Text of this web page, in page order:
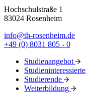
Hochschulstraße 1
83024 Rosenheim
info@th-rosenheim.de
+49 (0) 8031 805 - 0
Studienangebot
Studieninteressierte
Studierende
Weiterbildung